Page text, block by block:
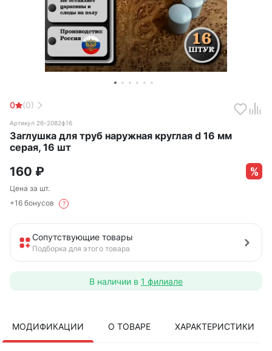
0 (0)
Артикул 26-2082ф16
Заглушка для труб наружная круглая d 16 мм
серая, 16 шт
160 ₽
Цена за шт.
+16 бонусов
?
Сопутствующие товары
Подборка для этого товара
В наличии в 1 филиале
МОДИФИКАЦИИ О ТОВАРЕ ХАРАКТЕРИСТИКИ